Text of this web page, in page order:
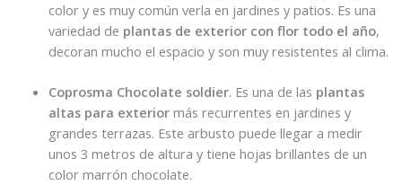
color y es muy común verla en jardines y patios. Es una
variedad de plantas de exterior con flor todo el año,
decoran mucho el espacio y son muy resistentes al clima.
Coprosma Chocolate soldier. Es una de las plantas
altas para exterior más recurrentes en jardines y
grandes terrazas. Este arbusto puede llegar a medir
unos 3 metros de altura y tiene hojas brillantes de un
color marrón chocolate.